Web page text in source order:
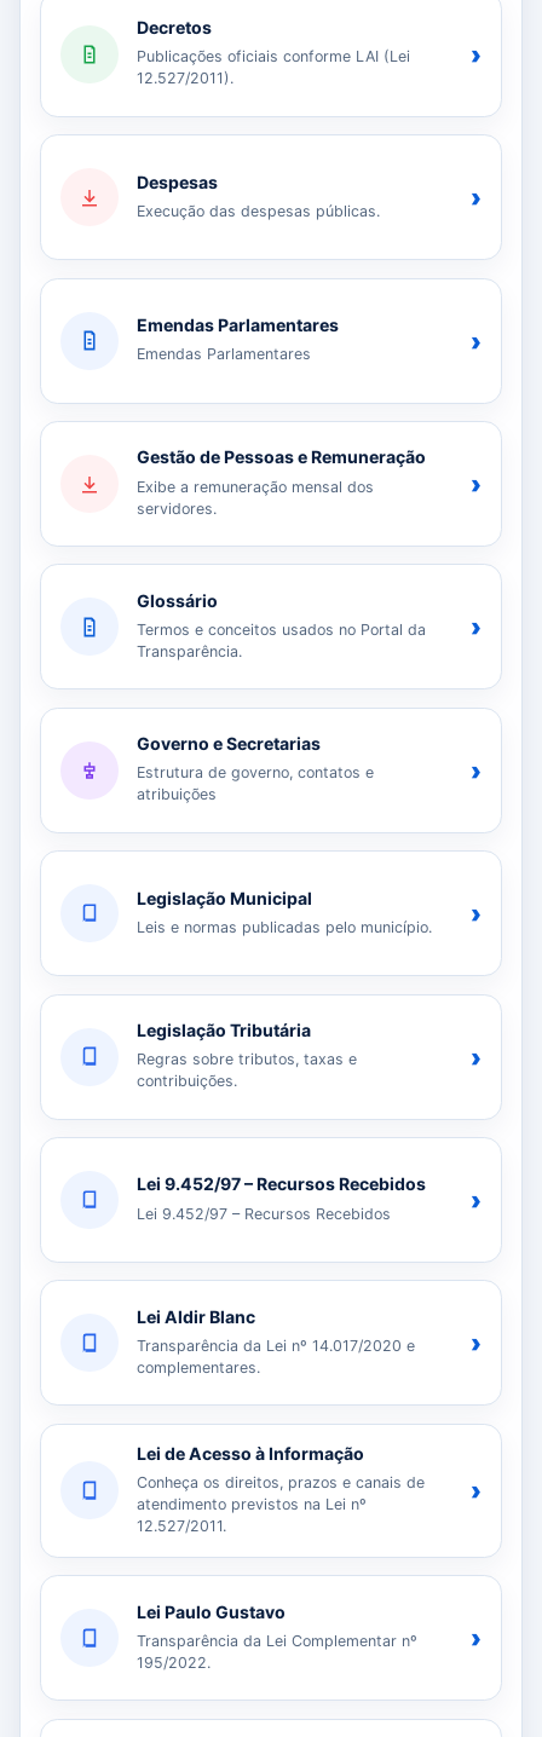
Decretos
Publicações oficiais conforme LAI (Lei
12.527/2011).
›
Despesas
Execução das despesas públicas. ›
Emendas Parlamentares
Emendas Parlamentares ›
Gestão de Pessoas e Remuneração
Exibe a remuneração mensal dos
servidores.
›
Glossário
Termos e conceitos usados no Portal da
Transparência.
›
Governo e Secretarias
Estrutura de governo, contatos e
atribuições
›
Legislação Municipal
Leis e normas publicadas pelo município. ›
Legislação Tributária
Regras sobre tributos, taxas e
contribuições.
›
Lei 9.452/97 – Recursos Recebidos
Lei 9.452/97 – Recursos Recebidos ›
Lei Aldir Blanc
Transparência da Lei nº 14.017/2020 e
complementares.
›
Lei de Acesso à Informação
Conheça os direitos, prazos e canais de
atendimento previstos na Lei nº
12.527/2011.
›
Lei Paulo Gustavo
Transparência da Lei Complementar nº
195/2022.
›